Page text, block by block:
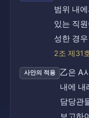
범위 내
있는 직
성한 경
2조 제31
사안의 적용
乙은 A
내에 내
담당관